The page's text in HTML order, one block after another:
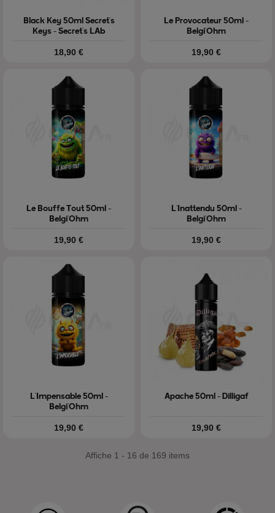
Black Key 50ml Secret's
Keys - Secret's LAb
Prix
18,90 €
Le Provocateur 50ml -
Belgi'Ohm
Prix
19,90 €
Le Bouffe Tout 50ml -
Belgi'Ohm
Prix
19,90 €
L'Inattendu 50ml -
Belgi'Ohm
Prix
19,90 €
L'Impensable 50ml -
Belgi'Ohm
Prix
19,90 €
Apache 50ml - Dilligaf
Prix
19,90 €
Affiche 1 - 16 de 169 items